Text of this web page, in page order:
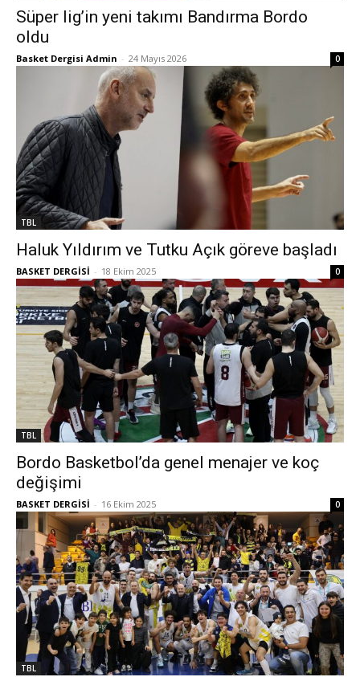
Süper lig’in yeni takımı Bandırma Bordo
oldu
Basket Dergisi Admin - 24 Mayıs 2026 0
TBL
Haluk Yıldırım ve Tutku Açık göreve başladı
BASKET DERGİSİ - 18 Ekim 2025 0
TBL
Bordo Basketbol’da genel menajer ve koç
değişimi
BASKET DERGİSİ - 16 Ekim 2025 0
TBL